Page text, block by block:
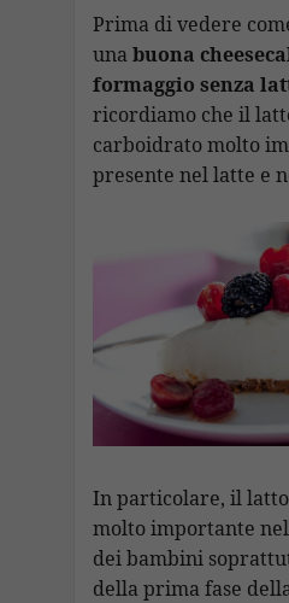
Prima di vedere
unabuona
formaggio senza
ricordiamo che il
carboidrato molto
presente nel latte e
In particolare, il
molto importante
dei bambini
della prima fase